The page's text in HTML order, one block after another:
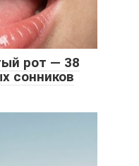
рот — 38
сонников